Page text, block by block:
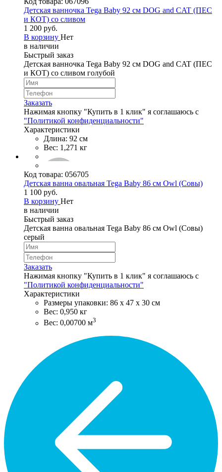
Детская ванночка Tega Baby 92 см DOG and CAT (ПЕС
и КОТ) со сливом
1 200 руб.
В корзину Нет
в наличии
Быстрый заказ
Детская ванночка Tega Baby 92 см DOG and CAT (ПЕС
и КОТ) со сливом голубой
Заказать
Нажимая кнопку "Купить в 1 клик" я соглашаюсь с
"Политикой конфиденциальности"
Характеристики
Длина: 92 см
Вес: 1,271 кг
Код товара: 056705
Детская ванна овальная Tega Baby 86 см Owl (Совы)
1 100 руб.
В корзину Нет
в наличии
Быстрый заказ
Детская ванна овальная Tega Baby 86 см Owl (Совы)
серый
Заказать
Нажимая кнопку "Купить в 1 клик" я соглашаюсь с
"Политикой конфиденциальности"
Характеристики
Размеры упаковки: 86 х 47 х 30 см
Вес: 0,950 кг
Вес: 0,00700 м3